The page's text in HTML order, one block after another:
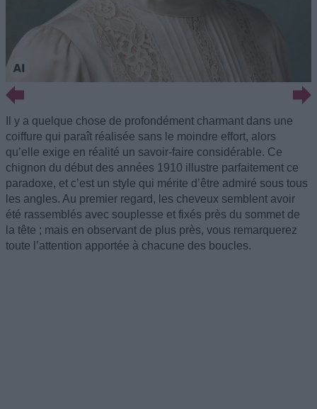
Il y a quelque chose de profondément charmant dans une
coiffure qui paraît réalisée sans le moindre effort, alors
qu’elle exige en réalité un savoir-faire considérable. Ce
chignon du début des années 1910 illustre parfaitement ce
paradoxe, et c’est un style qui mérite d’être admiré sous tous
les angles. Au premier regard, les cheveux semblent avoir
été rassemblés avec souplesse et fixés près du sommet de
la tête ; mais en observant de plus près, vous remarquerez
toute l’attention apportée à chacune des boucles.